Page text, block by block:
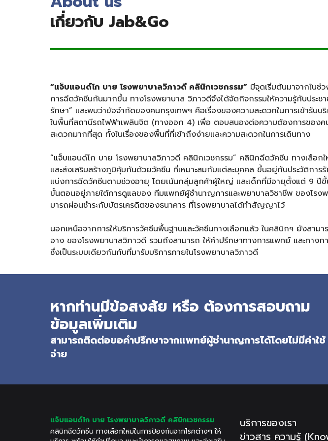
เกี่ยวกับ Jab&Go
“แจ็บแอนด์โก บาย โรงพยาบาลวิภาวดี คลินิกเวชกรรม” มีจุดเริ่มต้นมาจากในช่
การฉีดวัคซีนกันมากขึ้น ทางโรงพยาบาล วิภาวดีจึงได้จัดกิจกรรมให้ความรู้กับประ
รักษา” และพบว่าข้อจํากัดของคนกรุงเทพฯ คือเรื่องของความสะดวกในการเข้ารั
ในพื้นที่สถานีรถไฟฟ้าเพลินจิต (ทางออก 4) เพื่อ ตอบสนองต่อความต้องการของค
สะดวกมากที่สุด ทั้งในเรื่องของพื้นที่ที่เข้าถึงง่ายและความสะดวกในการเดินทาง
“แจ็บแอนด์โก บาย โรงพยาบาลวิภาวดี คลินิกเวชกรรม” คลินิกฉีดวัคซีน ทางเลือ
และส่งเสริมสร้างภูมิคุ้มกันด้วยวัคซีน ที่เหมาะสมกับแต่ละบุคคล ขึ้นอยู่กับประวัติการ
แบ่งการฉีดวัคซีนตามช่วงอายุ โดยเน้นกลุ่มลูกค้าผู้ใหญ่ และเด็กที่มีอายุตั้งแต่ 9
ขั้นตอนอยู่ภายใต้การดูแลของ ทีมแพทย์ผู้ชํานาญการและพยาบาลวิชาชีพ ของโรงพ
มารถผ่อนชําระกับบัตรเครดิตของธนาคาร ที่โรงพยาบาลได้ทําสัญญาไว้
นอกเหนือจากการให้บริการวัคซีนพื้นฐานและวัคซีนทางเลือกแล้ว ในคลินิกฯ ยังสา
อาง ของโรงพยาบาลวิภาวดี รวมถึงสามารถ ให้คําปรึกษาทางการแพทย์ และทาง
ซึ่งเป็นระบบเดียวกันกับที่มารับบริการภายในโรงพยาบาลวิภาวดี
หากท่านมีข้อสงสัย หรือ ต้องการสอบถาม
ข้อมูลเพิ่มเติม
สามารถติดต่อขอคำปรึกษาจากแพทย์ผู้ชำนาญการได้โดยไม่มีค่าใช้
จ่าย
แจ็บแอนด์โก บาย โรงพยาบาลวิภาวดี คลินิกเวชกรรม
คลินิกฉีดวัคซีน ทางเลือกใหม่ในการป้องกันจากโรคต่างๆ ให้
บริการของเรา
ข่าวสาร ความรู้